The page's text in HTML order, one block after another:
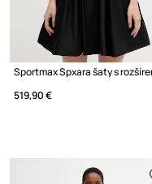
519,90 €